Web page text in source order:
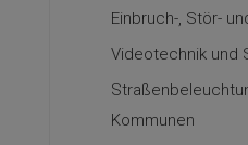
Einbruch-, Stör-
Videotechnik und
Kommunen